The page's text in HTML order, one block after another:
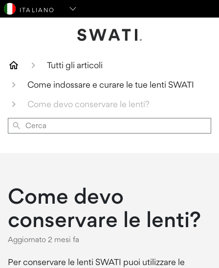
Tutti gli articoli
Come indossare e curare le tue lenti SWATI
Come devo conservare le lenti?
Cerca
Come devo
conservare le lenti?
Aggiornato 2 mesi fa
Per conservare le lenti SWATI puoi utilizzare le